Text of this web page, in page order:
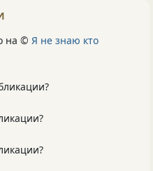
на © Я не знаю кто